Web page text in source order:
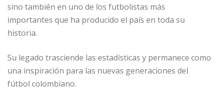
sino también en uno de los futbolistas más
importantes que ha producido el país en toda su
historia.
Su legado trasciende las estadísticas y permanece como
una inspiración para las nuevas generaciones del
fútbol colombiano.